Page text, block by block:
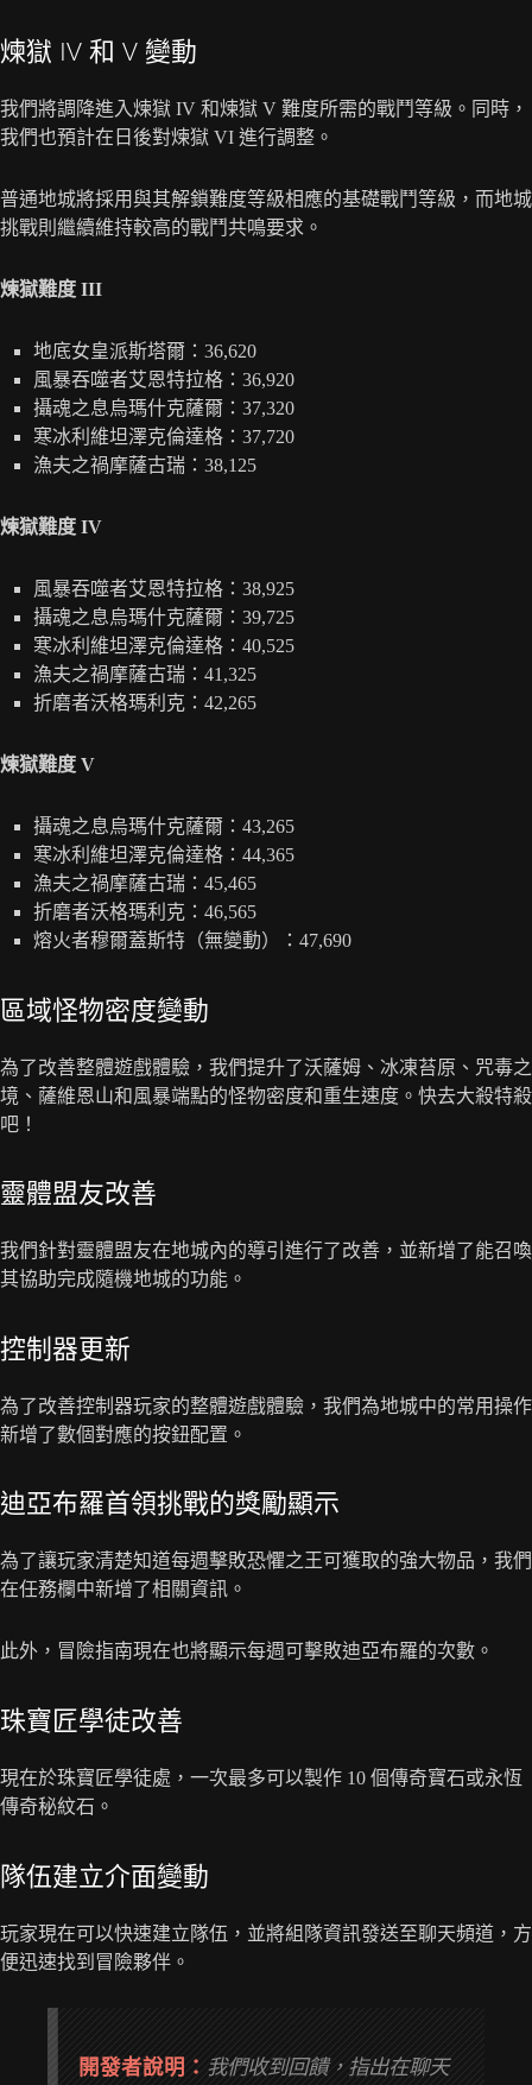
煉獄 IV 和 V 變動
我們將調降進入煉獄 IV 和煉獄 V 難度所需的戰鬥等級。同時，
我們也預計在日後對煉獄 VI 進行調整。
普通地城將採用與其解鎖難度等級相應的基礎戰鬥等級，而地城
挑戰則繼續維持較高的戰鬥共鳴要求。
煉獄難度 III
地底女皇派斯塔爾：36,620
風暴吞噬者艾恩特拉格：36,920
攝魂之息烏瑪什克薩爾：37,320
寒冰利維坦澤克倫達格：37,720
漁夫之禍摩薩古瑞：38,125
煉獄難度 IV
風暴吞噬者艾恩特拉格：38,925
攝魂之息烏瑪什克薩爾：39,725
寒冰利維坦澤克倫達格：40,525
漁夫之禍摩薩古瑞：41,325
折磨者沃格瑪利克：42,265
煉獄難度 V
攝魂之息烏瑪什克薩爾：43,265
寒冰利維坦澤克倫達格：44,365
漁夫之禍摩薩古瑞：45,465
折磨者沃格瑪利克：46,565
熔火者穆爾蓋斯特（無變動）：47,690
區域怪物密度變動
為了改善整體遊戲體驗，我們提升了沃薩姆、冰凍苔原、咒毒之
境、薩維恩山和風暴端點的怪物密度和重生速度。快去大殺特殺
吧！
靈體盟友改善
我們針對靈體盟友在地城內的導引進行了改善，並新增了能召喚
其協助完成隨機地城的功能。
控制器更新
為了改善控制器玩家的整體遊戲體驗，我們為地城中的常用操作
新增了數個對應的按鈕配置。
迪亞布羅首領挑戰的獎勵顯示
為了讓玩家清楚知道每週擊敗恐懼之王可獲取的強大物品，我們
在任務欄中新增了相關資訊。
此外，冒險指南現在也將顯示每週可擊敗迪亞布羅的次數。
珠寶匠學徒改善
現在於珠寶匠學徒處，一次最多可以製作 10 個傳奇寶石或永恆
傳奇秘紋石。
隊伍建立介面變動
玩家現在可以快速建立隊伍，並將組隊資訊發送至聊天頻道，方
便迅速找到冒險夥伴。
開發者說明： 我們收到回饋，指出在聊天